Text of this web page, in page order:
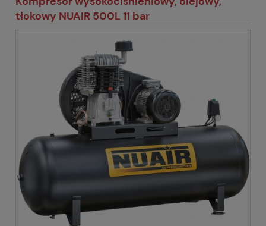
tłokowy NUAIR 500L 11 bar